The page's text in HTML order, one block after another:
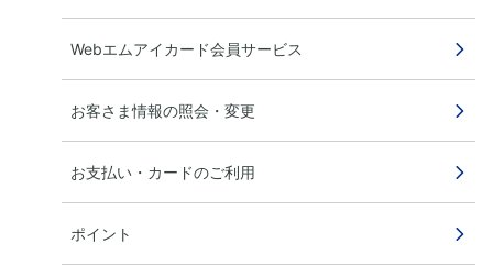
Webエムアイカード会員サービス
お客さま情報の照会・変更
お支払い・カードのご利用
ポイント